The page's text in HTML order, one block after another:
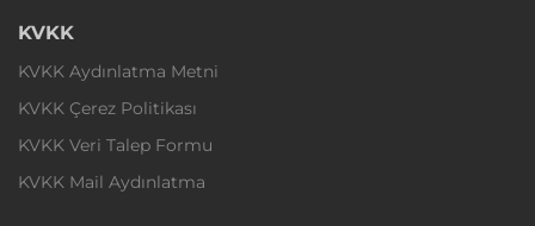
KVKK
KVKK Aydınlatma Metni
KVKK Çerez Politikası
KVKK Veri Talep Formu
KVKK Mail Aydınlatma